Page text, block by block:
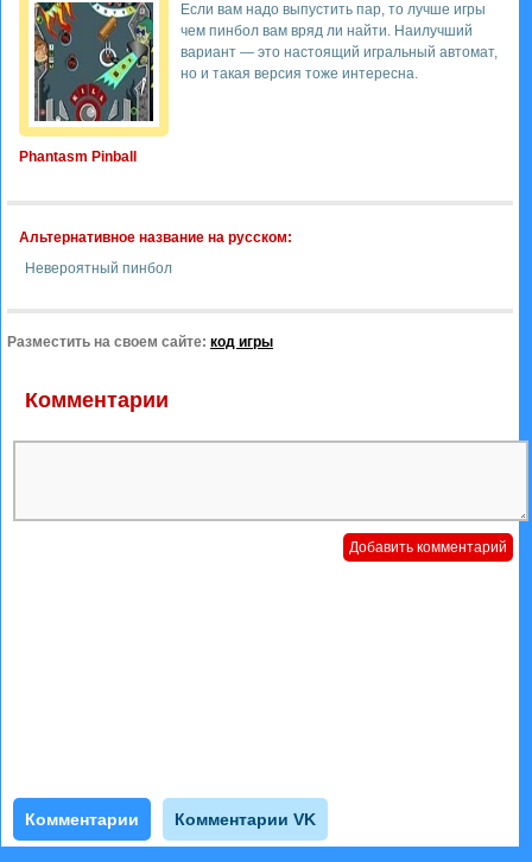
Phantasm Pinball
Если вам надо выпустить пар, то лучше игры
чем пинбол вам вряд ли найти. Наилучший
вариант — это настоящий игральный автомат,
но и такая версия тоже интересна.
Альтернативное название на русском:
Невероятный пинбол
Разместить на своем сайте: код игры
Комментарии
Комментарии Комментарии VK